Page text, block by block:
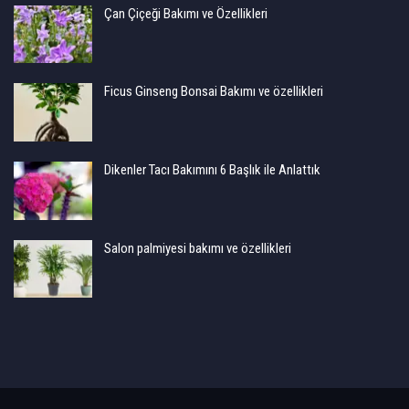
Çan Çiçeği Bakımı ve Özellikleri
Ficus Ginseng Bonsai Bakımı ve özellikleri
Dikenler Tacı Bakımını 6 Başlık ile Anlattık
Salon palmiyesi bakımı ve özellikleri